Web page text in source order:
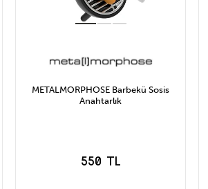
METALMORPHOSE Barbekü Sosis
Anahtarlık
550 TL